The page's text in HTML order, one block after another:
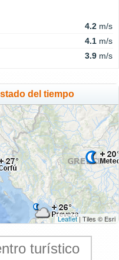
4.2 m/s
4.1 m/s
3.9 m/s
del tiempo
Leaflet| Tiles © Esri